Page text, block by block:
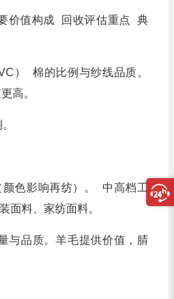
价值构成 回收评估重点 典
） 棉的比例与纱线品质。
高。
颜色影响再纺）。 中高档工
面料、家纺面料。
与品质。羊毛提供价值，腈